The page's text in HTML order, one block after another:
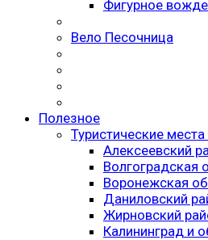
Фигурное
Вело Песочница
Полезное
Туристические
Алексеевский
Волгоградская
Воронежская
Даниловский
Жирновский
Калининград и